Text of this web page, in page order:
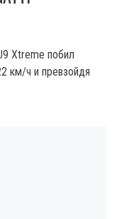
Xtreme побил
км/ч и превзойдя